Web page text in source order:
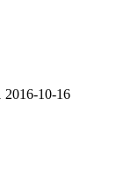
2016-10-16